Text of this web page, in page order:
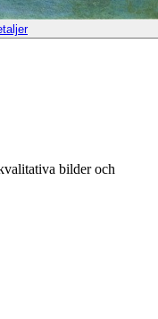
bilder och